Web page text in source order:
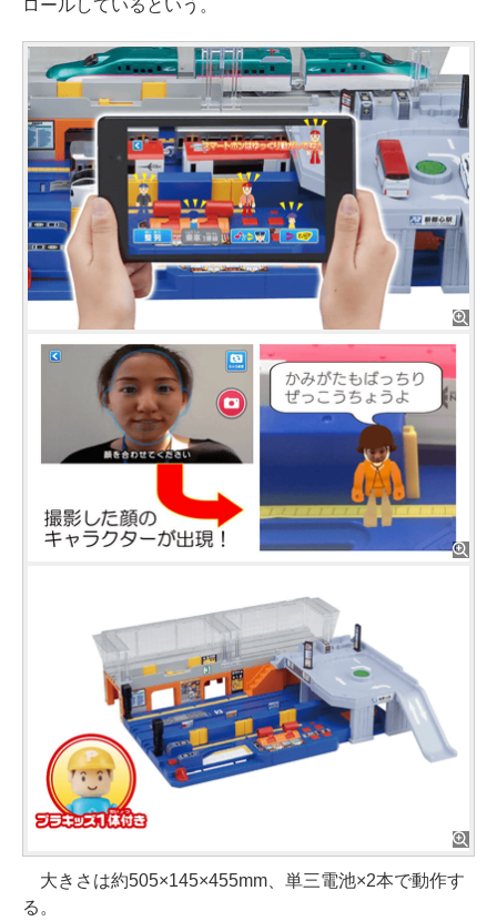
ロールしているという。
大きさは約505×145×455mm、単三電池×2本で動作す
る。